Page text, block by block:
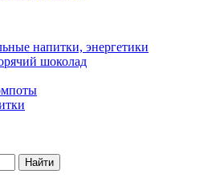
напитки, энергетики
шоколад
Найти